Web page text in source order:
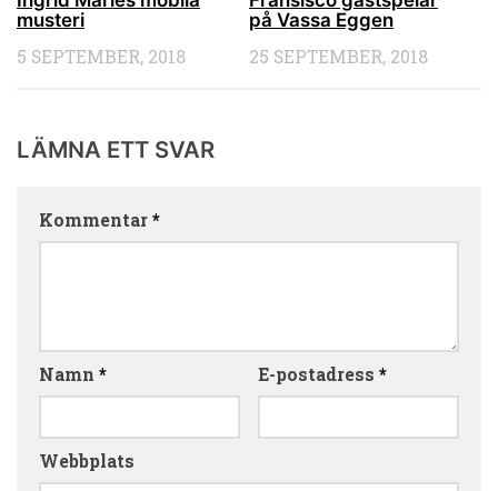
musteri
5 SEPTEMBER, 2018
på Vassa Eggen
25 SEPTEMBER, 2018
LÄMNA ETT SVAR
Kommentar*
Namn * E-postadress *
Webbplats